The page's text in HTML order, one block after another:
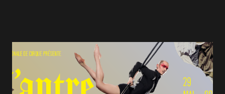
deux Toques par le guide gastronomique français Gault &
Millau. Les délicieux desserts sont quant à eux le fruit du
chef pâtissier français Paul Peyrat. La cuisine est